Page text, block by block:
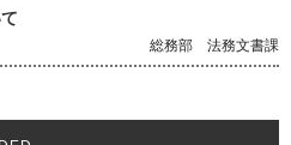
総務部 法務文書課